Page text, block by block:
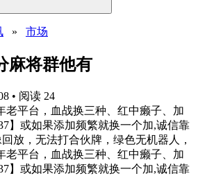
» 市场
麻将群他有
• 阅读 24
老平台，血战换三种、红中癞子、加
】或如果添加频繁就换一个加,诚信靠
放，无法打合伙牌，绿色无机器人，
老平台，血战换三种、红中癞子、加
】或如果添加频繁就换一个加,诚信靠